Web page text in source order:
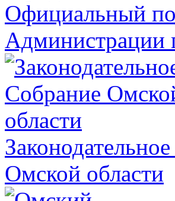
Официальный
Администрации
Омской области